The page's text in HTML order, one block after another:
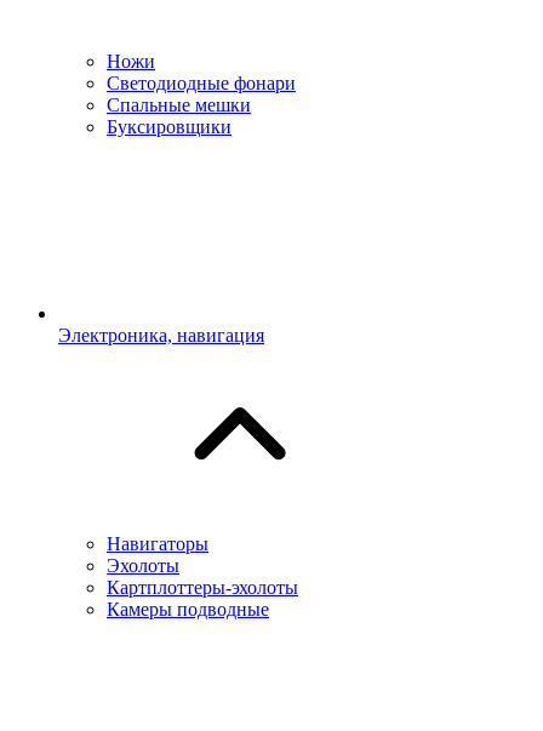
Ножи
Светодиодные фонари
Спальные мешки
Буксировщики
Электроника, навигация
Навигаторы
Эхолоты
Картплоттеры-эхолоты
Камеры подводные